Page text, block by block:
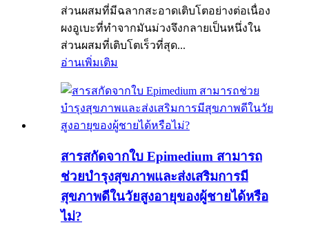
ส่วนผสมที่มีฉลากสะอาดเติบโตอย่างต่อเนื่อง
ผงอูเบะที่ทำจากมันม่วงจึงกลายเป็นหนึ่งใน
ส่วนผสมที่เติบโตเร็วที่สุด...
อ่านเพิ่มเติม
สารสกัดจากใบ Epimedium สามารถ
ช่วยบำรุงสุขภาพและส่งเสริมการมี
สุขภาพดีในวัยสูงอายุของผู้ชายได้หรือ
ไม่?